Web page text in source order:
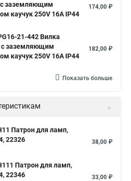
заземляющим
каучук 250V 16A IP44
174,00 ₽
21-442 Вилка
с заземляющим
каучук 250V 16A IP44
182,00 ₽
Показать больше
Патрон для ламп,
22326
38,00 ₽
Патрон для ламп,
22346
33,00 ₽